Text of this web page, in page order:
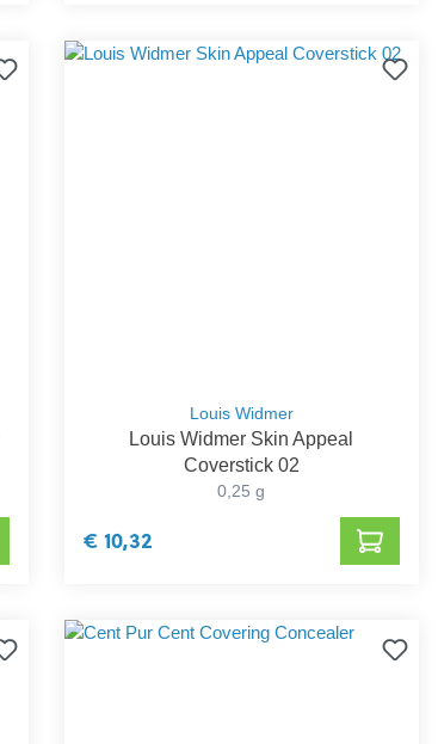
Louis Widmer
Louis Widmer Skin Appeal
Coverstick 02
0,25 g
€ 10,32